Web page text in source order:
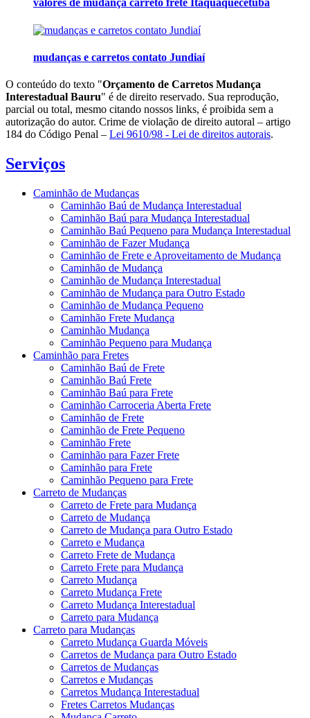
valores de mudança carreto frete Itaquaquecetuba
mudanças e carretos contato Jundiaí
O conteúdo do texto "Orçamento de Carretos Mudança
Interestadual Bauru" é de direito reservado. Sua reprodução,
parcial ou total, mesmo citando nossos links, é proibida sem a
autorização do autor. Crime de violação de direito autoral – artigo
184 do Código Penal – Lei 9610/98 - Lei de direitos autorais.
Serviços
Caminhão de Mudanças
Caminhão Baú de Mudança Interestadual
Caminhão Baú para Mudança Interestadual
Caminhão Baú Pequeno para Mudança Interestadual
Caminhão de Fazer Mudança
Caminhão de Frete e Aproveitamento de Mudança
Caminhão de Mudança
Caminhão de Mudança Interestadual
Caminhão de Mudança para Outro Estado
Caminhão de Mudança Pequeno
Caminhão Frete Mudança
Caminhão Mudança
Caminhão Pequeno para Mudança
Caminhão para Fretes
Caminhão Baú de Frete
Caminhão Baú Frete
Caminhão Baú para Frete
Caminhão Carroceria Aberta Frete
Caminhão de Frete
Caminhão de Frete Pequeno
Caminhão Frete
Caminhão para Fazer Frete
Caminhão para Frete
Caminhão Pequeno para Frete
Carreto de Mudanças
Carreto de Frete para Mudança
Carreto de Mudança
Carreto de Mudança para Outro Estado
Carreto e Mudança
Carreto Frete de Mudança
Carreto Frete para Mudança
Carreto Mudança
Carreto Mudança Frete
Carreto Mudança Interestadual
Carreto para Mudança
Carreto para Mudanças
Carreto Mudança Guarda Móveis
Carretos de Mudança para Outro Estado
Carretos de Mudanças
Carretos e Mudanças
Carretos Mudança Interestadual
Fretes Carretos Mudanças